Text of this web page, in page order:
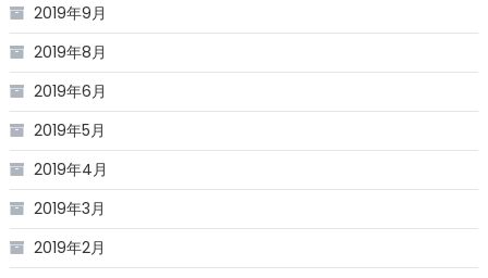
2019年9月
2019年8月
2019年6月
2019年5月
2019年4月
2019年3月
2019年2月